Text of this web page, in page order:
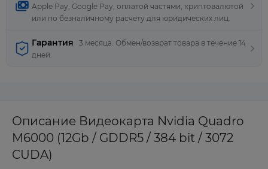
Apple Pay, Google Pay, оплатой частями, криптовалютой
или по безналичному расчету для юридических лиц.
Гарантия
3 месяца. Обмен/возврат товара в течение 14
дней.
Описание Видеокарта Nvidia Quadro
M6000 (12Gb / GDDR5 / 384 bit / 3072
CUDA)